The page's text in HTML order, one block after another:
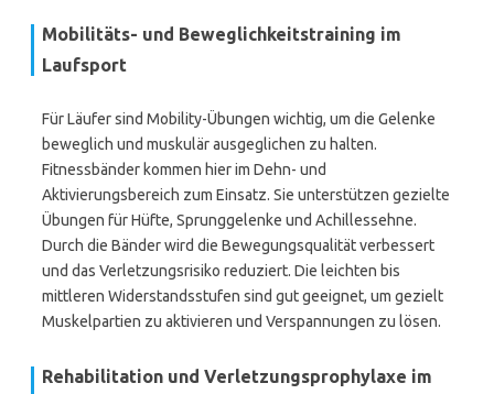
Mobilitäts- und Beweglichkeitstraining im
Laufsport
Für Läufer sind Mobility-Übungen wichtig, um die Gelenke
beweglich und muskulär ausgeglichen zu halten.
Fitnessbänder kommen hier im Dehn- und
Aktivierungsbereich zum Einsatz. Sie unterstützen gezielte
Übungen für Hüfte, Sprunggelenke und Achillessehne.
Durch die Bänder wird die Bewegungsqualität verbessert
und das Verletzungsrisiko reduziert. Die leichten bis
mittleren Widerstandsstufen sind gut geeignet, um gezielt
Muskelpartien zu aktivieren und Verspannungen zu lösen.
Rehabilitation und Verletzungsprophylaxe im